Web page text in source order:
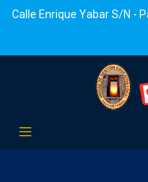
Calle Enrique Yabar S/N -